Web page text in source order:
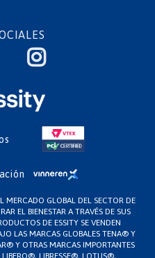
MERCADO GLOBAL DEL SECTOR DE
EL BIENESTAR A TRAVÉS DE SUS
DE ESSITY SE VENDEN
LAS MARCAS GLOBALES TENA® Y
Y OTRAS MARCAS IMPORTANTES
LIBRESSE®, LOTUS®,